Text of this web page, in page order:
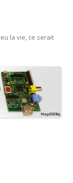
la vie, ce serait